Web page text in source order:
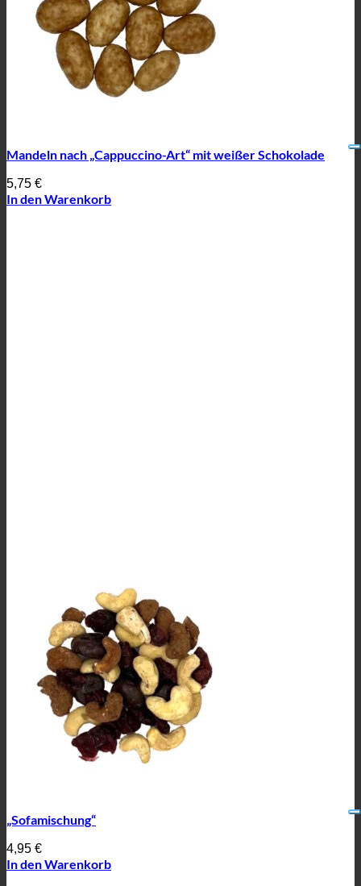
Mandeln nach „Cappuccino-Art“ mit weißer Schokolade
5,75 €
In den Warenkorb
„Sofamischung“
4,95 €
In den Warenkorb